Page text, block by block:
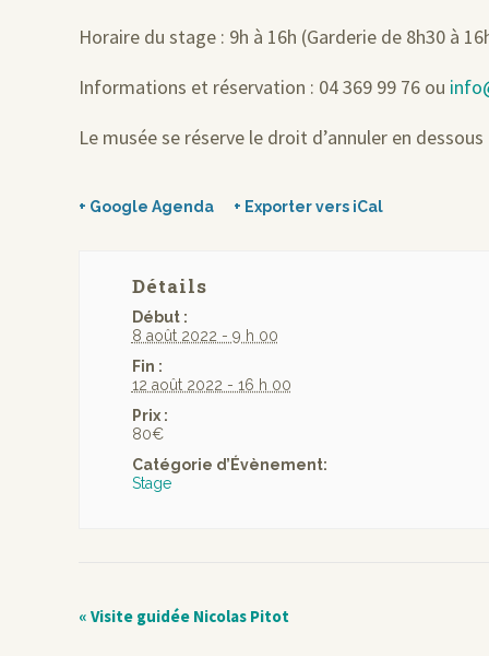
Horaire du stage : 9h à 16h (Garderie de 8h30 à
Informations et réservation : 04 369 99 76 ou
Le musée se réserve le droit d’annuler en
+ Google Agenda + Exporter vers iCal
Détails
Début :
8 août 2022 - 9 h 00
Fin :
12 août 2022 - 16 h 00
Prix :
80€
Catégorie d’Évènement:
Stage
« Visite guidée Nicolas Pitot